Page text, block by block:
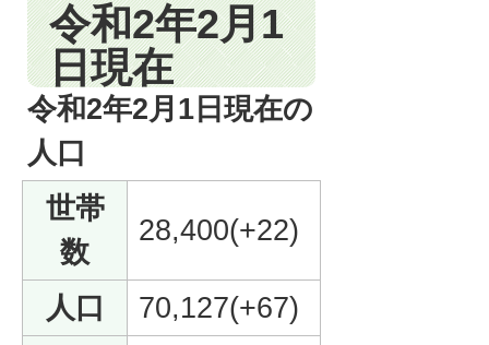
令和2年2月1
日現在
令和2年2月1日現在の
人口
世帯
数
28,400(+22)
人口 70,127(+67)